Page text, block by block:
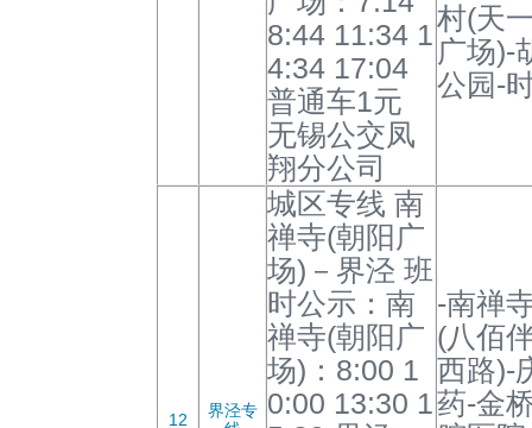
8:44 11:34 1
4:34 17:04
普通车1元
无锡公交凤
翔分公司
村(天
广场)-
公园-
12
界泾专
城区专线 南
禅寺(朝阳广
场)－界泾 班
时公示：南
禅寺(朝阳广
场)：8:00 1
0:00 13:30 1
-南禅
(八佰
西路)-
药-金